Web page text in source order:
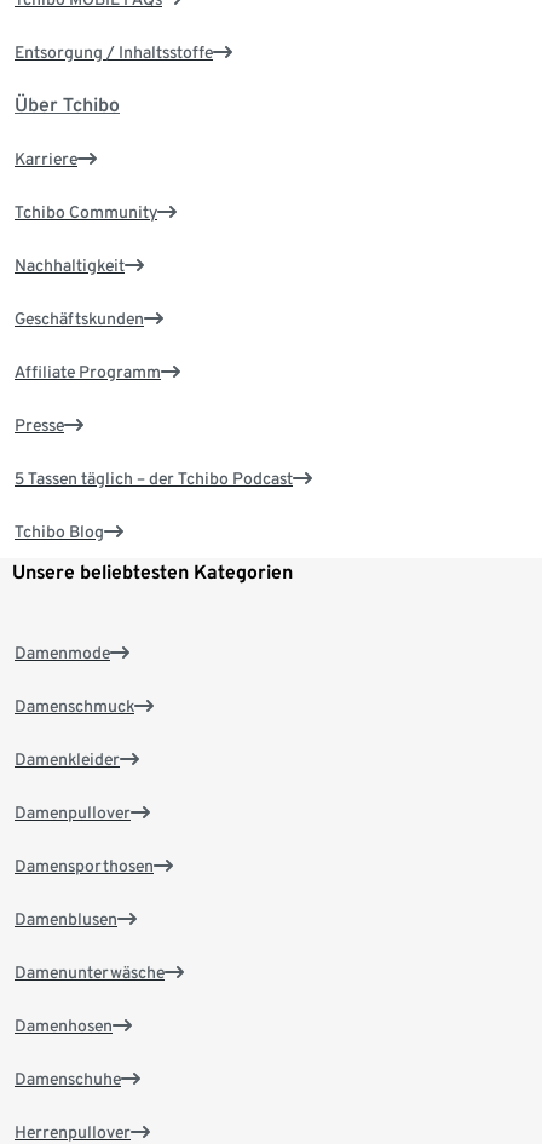
Entsorgung / Inhaltsstoffe
Über Tchibo
Karriere
Tchibo Community
Nachhaltigkeit
Geschäftskunden
Affiliate Programm
Presse
5 Tassen täglich – der Tchibo Podcast
Tchibo Blog
Unsere beliebtesten Kategorien
Damenmode
Damenschmuck
Damenkleider
Damenpullover
Damensporthosen
Damenblusen
Damenunterwäsche
Damenhosen
Damenschuhe
Herrenpullover